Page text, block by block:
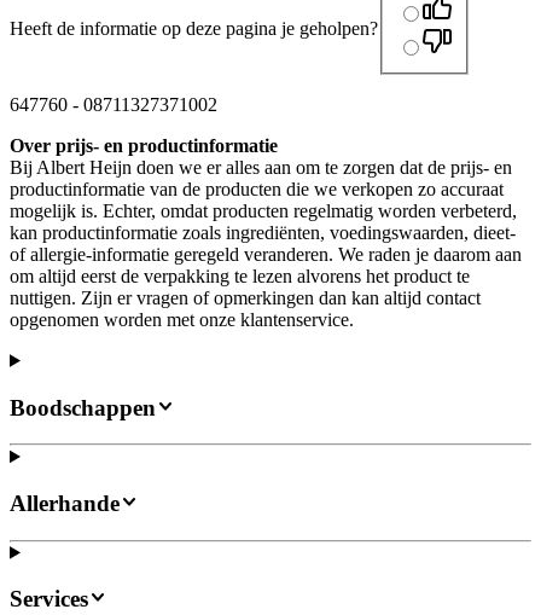
Heeft de informatie op deze pagina je geholpen?
647760 - 08711327371002
Over prijs- en productinformatie
Bij Albert Heijn doen we er alles aan om te zorgen dat de prijs- en
productinformatie van de producten die we verkopen zo accuraat
mogelijk is. Echter, omdat producten regelmatig worden verbeterd,
kan productinformatie zoals ingrediënten, voedingswaarden, dieet-
of allergie-informatie geregeld veranderen. We raden je daarom aan
om altijd eerst de verpakking te lezen alvorens het product te
nuttigen. Zijn er vragen of opmerkingen dan kan altijd contact
opgenomen worden met onze klantenservice.
Boodschappen
Allerhande
Services